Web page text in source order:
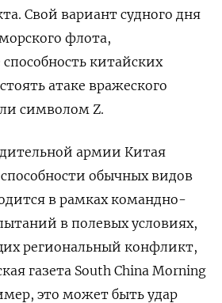
Свой вариант судного дня
флота,
китайских
атаке вражеского
символом Z.
армии Китая
обычных видов
в рамках командно-
в полевых условиях,
региональный конфликт,
газета South China Morning
это может быть удар